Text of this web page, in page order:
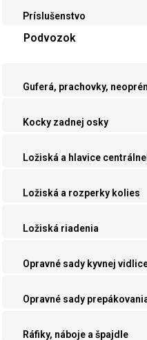
Príslušenstvo
Podvozok
Guferá, prachovky,
Kocky zadnej osky
Ložiská a hlavice
Ložiská a rozperky kolies
Ložiská riadenia
Opravné sady kyvnej
Opravné sady
Ráfiky, náboje a špajdle